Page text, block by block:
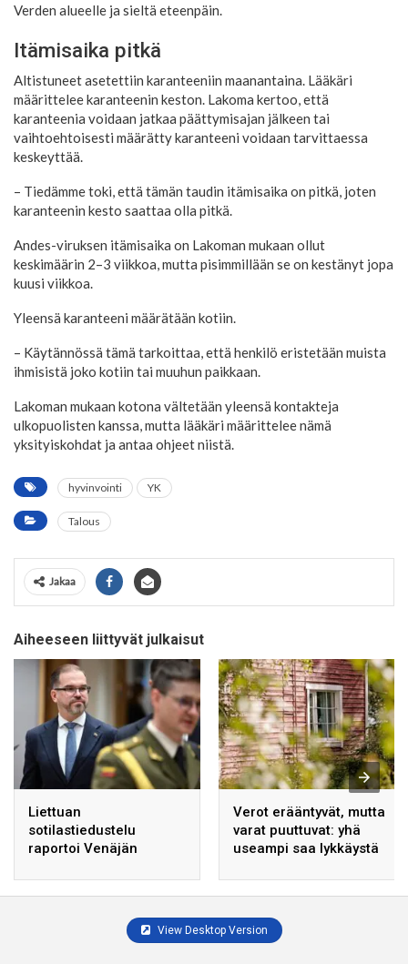
Verden alueelle ja sieltä eteenpäin.
Itämisaika pitkä
Altistuneet asetettiin karanteeniin maanantaina. Lääkäri
määrittelee karanteenin keston. Lakoma kertoo, että
karanteenia voidaan jatkaa päättymisajan jälkeen tai
vaihtoehtoisesti määrätty karanteeni voidaan tarvittaessa
keskeyttää.
– Tiedämme toki, että tämän taudin itämisaika on pitkä, joten
karanteenin kesto saattaa olla pitkä.
Andes-viruksen itämisaika on Lakoman mukaan ollut
keskimäärin 2–3 viikkoa, mutta pisimmillään se on kestänyt jopa
kuusi viikkoa.
Yleensä karanteeni määrätään kotiin.
– Käytännössä tämä tarkoittaa, että henkilö eristetään muista
ihmisistä joko kotiin tai muuhun paikkaan.
Lakoman mukaan kotona vältetään yleensä kontakteja
ulkopuolisten kanssa, mutta lääkäri määrittelee nämä
yksityiskohdat ja antaa ohjeet niistä.
hyvinvointi YK
Talous
Jakaa
Aiheeseen liittyvät julkaisut
Liettuan
sotilastiedustelu
raportoi Venäjän
hyökkäyksistä Baltian
Verot erääntyvät, mutta
varat puuttuvat: yhä
useampi saa lykkäystä
View Desktop Version